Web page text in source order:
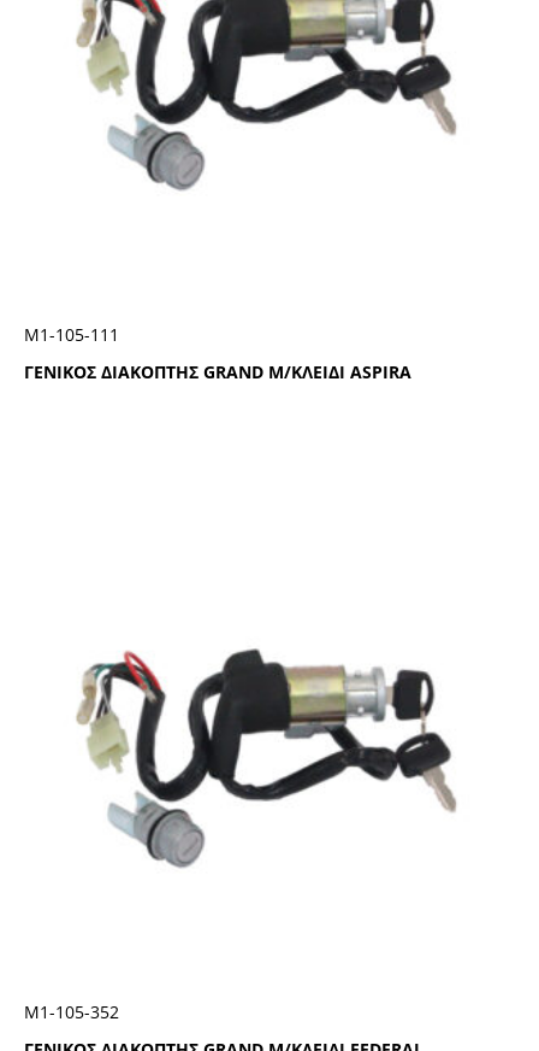
ΓΕΝΙΚΟΣ ΔΙΑΚΟΠΤΗΣ GRAND Μ/ΚΛΕΙΔΙ ASPIRA
Μ1-105-111
Μ1-105-352